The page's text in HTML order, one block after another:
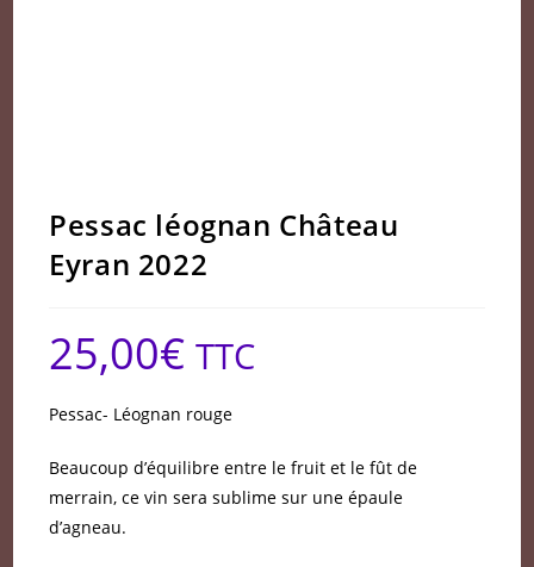
Pessac léognan Château
Eyran 2022
25,00€ TTC
Pessac- Léognan rouge
Beaucoup d’équilibre entre le fruit et le fût de
merrain, ce vin sera sublime sur une épaule
d’agneau.